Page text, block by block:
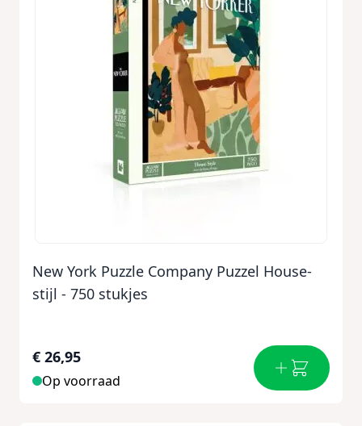
New York Puzzle Company Puzzel House-
stijl - 750 stukjes
€ 26,95
Op voorraad